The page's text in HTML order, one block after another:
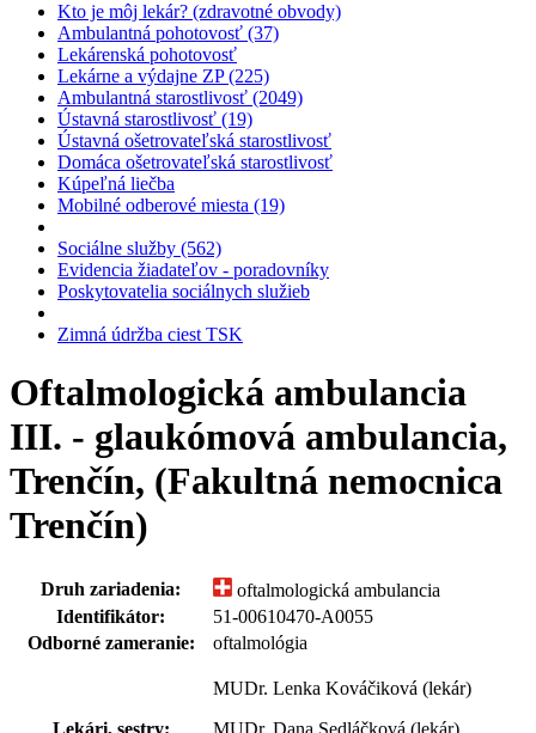
Kto je môj lekár? (zdravotné obvody)
Ambulantná pohotovosť (37)
Lekárenská pohotovosť
Lekárne a výdajne ZP (225)
Ambulantná starostlivosť (2049)
Ústavná starostlivosť (19)
Ústavná ošetrovateľská starostlivosť
Domáca ošetrovateľská starostlivosť
Kúpeľná liečba
Mobilné odberové miesta (19)
Sociálne služby (562)
Evidencia žiadateľov - poradovníky
Poskytovatelia sociálnych služieb
Zimná údržba ciest TSK
Oftalmologická ambulancia
III. - glaukómová ambulancia,
Trenčín, (Fakultná nemocnica
Trenčín)
Druh zariadenia:
oftalmologická ambulancia
Identifikátor:
51-00610470-A0055
Odborné zameranie:
oftalmológia
Lekári, sestry:
MUDr. Lenka Kováčiková (lekár)
MUDr. Dana Sedláčková (lekár)